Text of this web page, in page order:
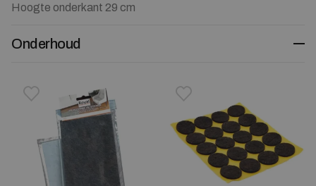
Hoogte onderkant 29 cm
Onderhoud
Toevoegen aan verlanglijstje
Verwijderen van verlanglijst Toevoegen aan
Verwijderen van verlanglijst